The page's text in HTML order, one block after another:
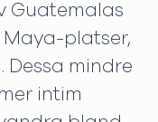
Guatemalas
platser,
Dessa mindre
intim